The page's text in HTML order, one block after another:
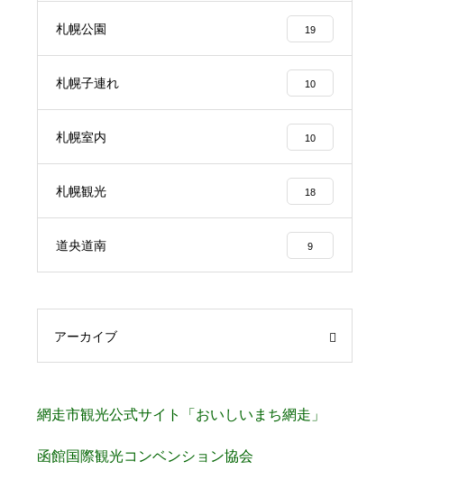
札幌公園 19
札幌子連れ 10
札幌室内 10
札幌観光 18
道央道南 9
アーカイブ
網走市観光公式サイト「おいしいまち網走」
函館国際観光コンベンション協会